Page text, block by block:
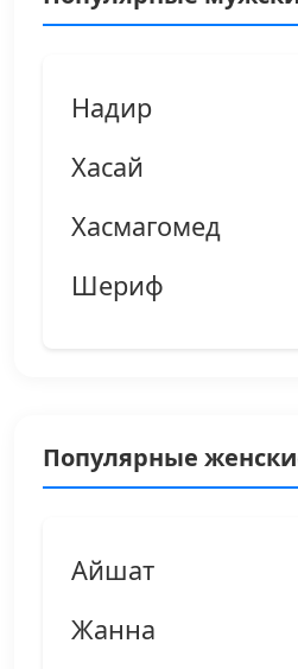
Надир
Хасай
Хасмагомед
Шериф
Популярные
Айшат
Жанна